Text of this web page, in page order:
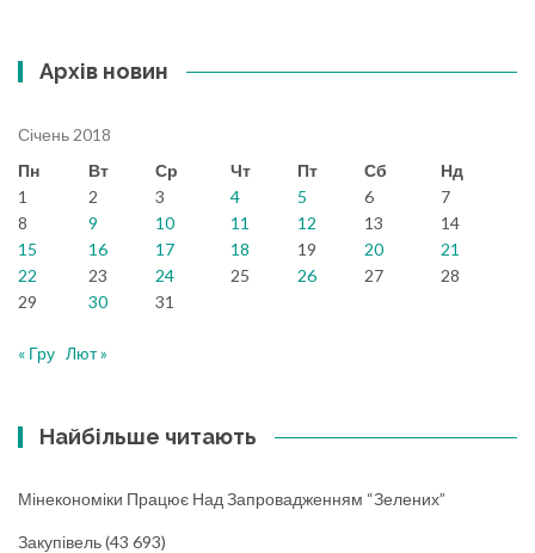
Архів новин
Січень 2018
Пн
Вт Ср Чт Пт Сб
Нд
1
2 3 4 5 6
7
8
9 10 11 12 13
14
15
16 17 18 19 20
21
22
23 24 25 26 27
28
29
30 31
« Гру Лют »
Найбільше читають
Мінекономіки Працює Над Запровадженням “зелених”
Закупівель(43 693)